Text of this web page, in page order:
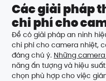
Các giải pháp
chi phí cho
Để có giải pháp an ninh
chi phí cho camera nhiệt,
đáng chú ý. Những
năng ấn tượng và hiệu
chọn phù hợp cho việc